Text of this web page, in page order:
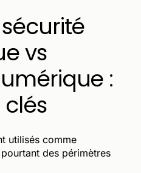
vs
:
utilisés comme
des périmètres